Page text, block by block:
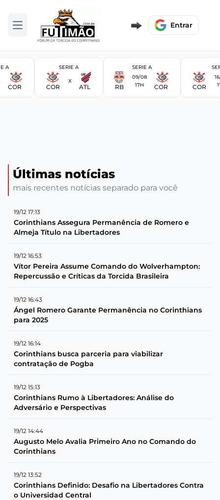
Abrir menu Entrar
A
COR
SERIE A
COR
X
ATL
SERIE A
RB
09/08
17H
COR COR
Últimas notícias
mais recentes notícias separado para você
19/12 17:13
Corinthians Assegura Permanência de Romero e
Almeja Título na Libertadores
19/12 16:53
Vítor Pereira Assume Comando do Wolverhampton:
Repercussão e Críticas da Torcida Brasileira
19/12 16:43
Ángel Romero Garante Permanência no Corinthians
para 2025
19/12 16:14
Corinthians busca parceria para viabilizar
contratação de Pogba
19/12 15:13
Corinthians Rumo à Libertadores: Análise do
Adversário e Perspectivas
19/12 14:44
Augusto Melo Avalia Primeiro Ano no Comando do
Corinthians
19/12 13:52
Corinthians Definido: Desafio na Libertadores Contra
o Universidad Central